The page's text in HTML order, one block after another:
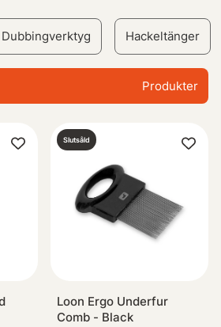
Dubbingverktyg Hackeltänger
Produkter
Slutsåld
Loon Ergo Underfur
Comb - Black